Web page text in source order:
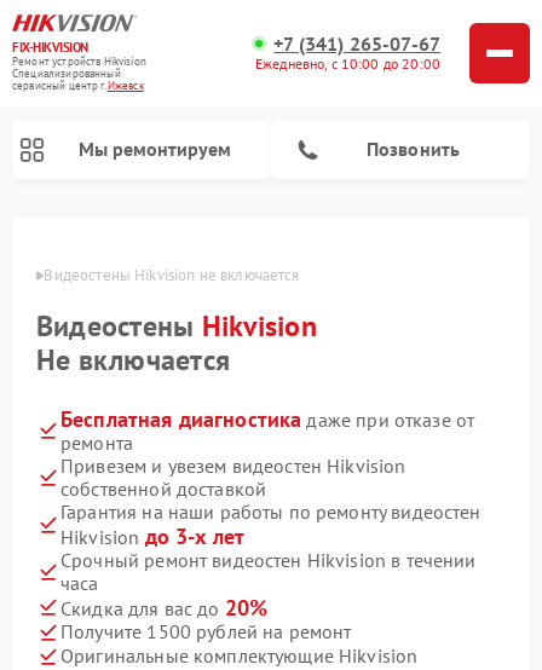
FIX-HIKVISION
Ремонт устройств Hikvision
Специализированный
cервисный центр г.Ижевск
+7 (341) 265-07-67
Ежедневно, с 10:00 до 20:00
Мы ремонтируем Позвонить
Видеостены Hikvision не включается
Видеостены Hikvision
Не включается
Бесплатная диагностика даже при отказе от
ремонта
Привезем и увезем видеостен Hikvision
собственной доставкой
Гарантия на наши работы по ремонту видеостен
Hikvision до 3-х лет
Срочный ремонт видеостен Hikvision в течении
часа
Скидка для вас до 20%
Получите 1500 рублей на ремонт
Оригинальные комплектующие Hikvision